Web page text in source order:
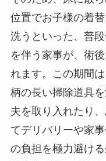
位置でお子様の着
洗うといった、普
を伴う家事が、術
れます。この期間
柄の長い掃除道具
夫を取り入れたり
てデリバリーや家
の負担を極力避け